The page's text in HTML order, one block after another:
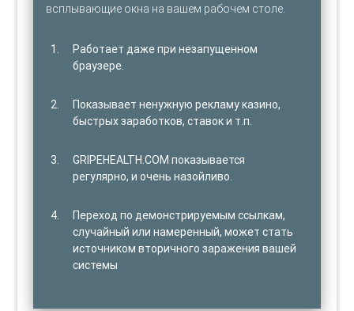
всплывающие окна на вашем рабочем столе.
Работает даже при незапущенном
браузере.
Показывает ненужную рекламу казино,
быстрых заработков, ставок и т.п.
GRIPEHEALTH.COM показывается
регулярно, и очень назойливо.
Переход по демонстрируемым ссылкам,
случайный или намеренный, может стать
источником вторичного заражения вашей
системы